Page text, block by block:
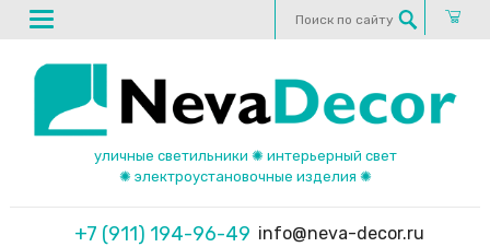
уличные светильники ✺ интерьерный свет
✺ электроустановочные изделия ✺
+7 (911) 194-96-49 info@neva-decor.ru